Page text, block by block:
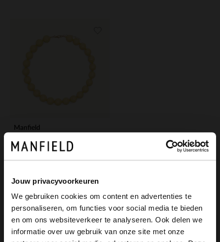
Jouw privacyvoorkeuren
We gebruiken cookies om content en advertenties te
personaliseren, om functies voor social media te bieden
en om ons websiteverkeer te analyseren. Ook delen we
informatie over uw gebruik van onze site met onze
Manfield
14.99
×
View this website in English?